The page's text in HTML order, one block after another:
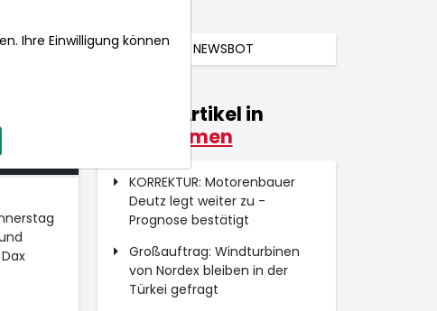
NEWSBOT
Uhr
Weitere Artikel in
Unternehmen
KORREKTUR: Motorenbauer
Deutz legt weiter zu -
Prognose bestätigt
Großauftrag: Windturbinen
von Nordex bleiben in der
Türkei gefragt
Ihre Einwilligung können